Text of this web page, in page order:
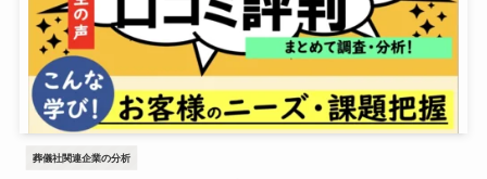
葬儀社関連企業の分析